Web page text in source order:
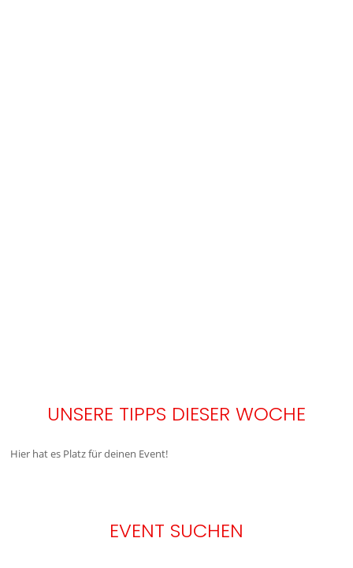
UNSERE TIPPS DIESER WOCHE
Hier hat es Platz für deinen Event!
EVENT SUCHEN